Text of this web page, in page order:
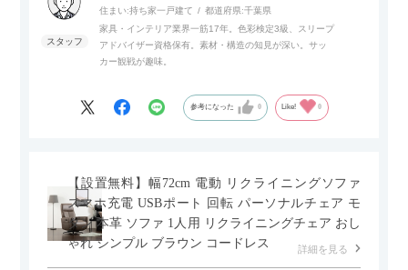
サイドボードとして多目的な用途に対応しています。
また、扉は横方向へのスライド式となっているので開閉時のス
ペースを最小限に抑えられ、省スペースでご利用いただけるの
住まい:持ち家一戸建て 都道府県:千葉県
家具・インテリア業界一筋17年。色彩検定3級、スリープ
アドバイザー資格保有。素材・構造の知見が深い。サッ
カー観戦が趣味。
参考になった 0 Like! 0
【設置無料】幅72cm 電動 リクライニングソファ
スマホ充電 USBポート 回転 パーソナルチェア モ
ダン 本革 ソファ 1人用 リクライニングチェア おし
ゃれ シンプル ブラウン コードレス
詳細を見る